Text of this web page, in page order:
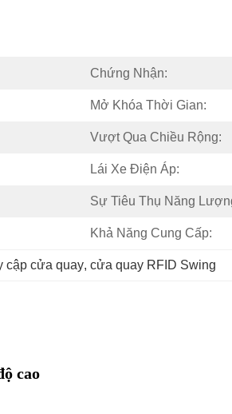
Chứng Nhận:
Mở Khóa Thời Gian:
Vượt Qua Chiều Rộng:
Lái Xe Điện Áp:
Sự Tiêu Thụ Năng
Khả Năng Cung Cấp:
cập cửa quay, cửa quay RFID Swing
cao